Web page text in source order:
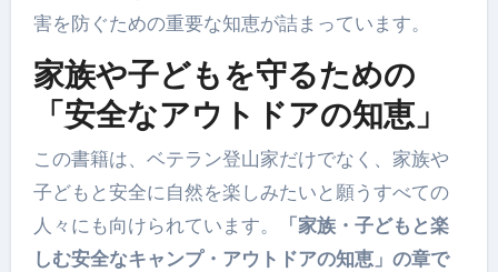
害を防ぐための重要な知恵が詰まっています。
家族や子どもを守るための
「安全なアウトドアの知恵」
この書籍は、ベテラン登山家だけでなく、家族や
子どもと安全に自然を楽しみたいと願うすべての
人々にも向けられています。
「家族・子どもと楽
しむ安全なキャンプ・アウトドアの知恵」の章で